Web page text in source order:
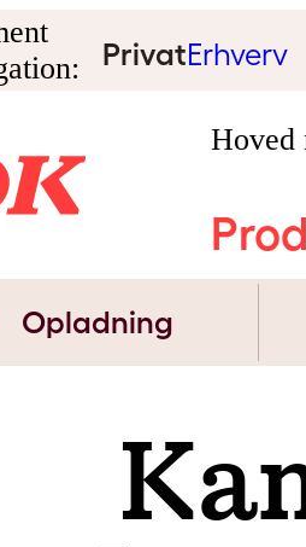
PrivatErhverv
Hoved
Opladning